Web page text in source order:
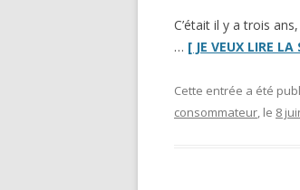
C’était il y a trois
… [ JE VEUX LIRE
Cette entrée a été
consommateur, le 8